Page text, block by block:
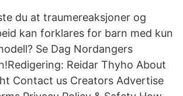
du at traumereaksjoner og
kan forklares for barn med kun
Se Dag Nordangers
Reidar Thyho About
Contact us Creators Advertise